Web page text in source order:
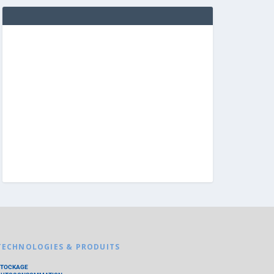
& PRODUITS